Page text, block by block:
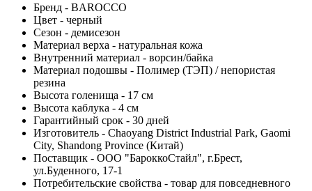
Бренд - BAROCCO
Цвет - черный
Сезон - демисезон
Материал верха - натуральная кожа
Внутренний материал - ворсин/байка
Материал подошвы - Полимер (ТЭП) / непористая
резина
Высота голенища - 17 см
Высота каблука - 4 см
Гарантийный срок - 30 дней
Изготовитель - Chaoyang District Industrial Park, Gaomi
City, Shandong Province (Китай)
Поставщик - ООО "БароккоСтайл", г.Брест,
ул.Буденного, 17-1
Потребительские свойства - товар для повседневного